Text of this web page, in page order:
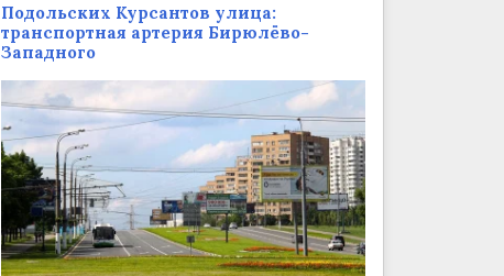
Подольских Курсантов улица:
транспортная артерия Бирюлёво-
Западного